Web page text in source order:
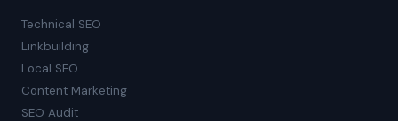
Technical SEO
Linkbuilding
Local SEO
Content Marketing
SEO Audit